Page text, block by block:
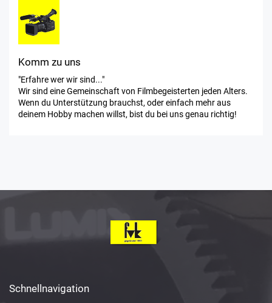
Komm zu uns
"Erfahre wer wir sind..."
Wir sind eine Gemeinschaft von Filmbegeisterten jeden Alters.
Wenn du Unterstützung brauchst, oder einfach mehr aus
deinem Hobby machen willst, bist du bei uns genau richtig!
Schnellnavigation